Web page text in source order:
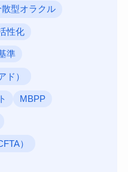
散型オラクル
性化
準
ド）
MBPP
）